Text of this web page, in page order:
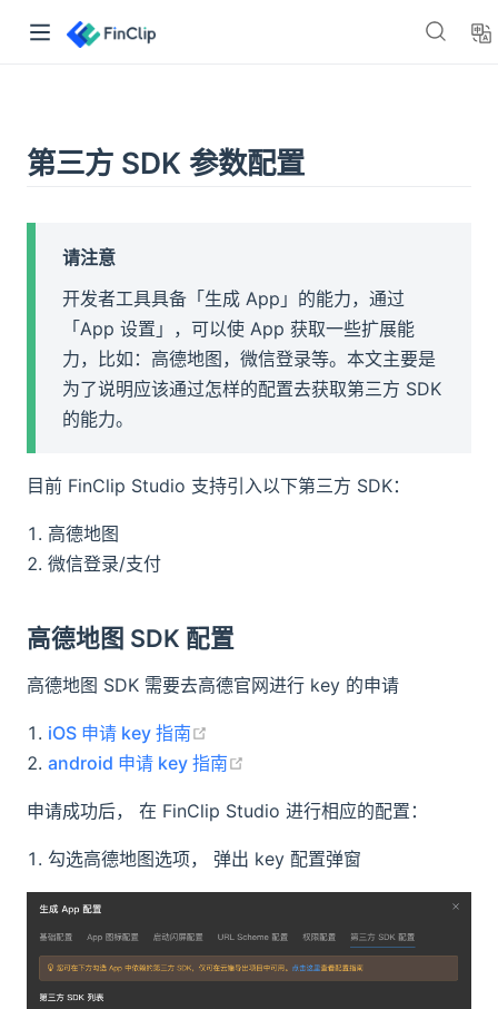
第三方 SDK 参数配置
请注意
开发者工具具备「生成 App」的能力，通过
「App 设置」，可以使 App 获取一些扩展能
力，比如：高德地图，微信登录等。本文主要是
为了说明应该通过怎样的配置去获取第三方 SDK
的能力。
目前 FinClip Studio 支持引入以下第三方 SDK：
高德地图
微信登录/支付
高德地图 SDK 配置
高德地图 SDK 需要去高德官网进行 key 的申请
iOS 申请 key 指南
android 申请 key 指南
申请成功后， 在 FinClip Studio 进行相应的配置：
勾选高德地图选项， 弹出 key 配置弹窗
「FinClip」是一套基于云原生框架设计的小程序容器。能够让任
查看产品文档
了解与 FinClip 相关的一切信息
产品博客
答疑
预约 FinClip 产品介绍，咨询商务报价或私有
化部署事宜
0755-86967467
获取产品帮助
联系 FinClip 技术顾问，获取产品资料或加入
联系线上
人工客服